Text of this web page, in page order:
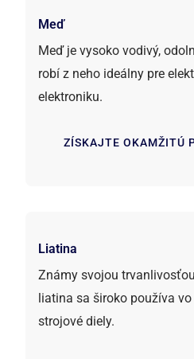
Meď
Meď je vysoko vodivý,
robí z neho ideálny pre
elektroniku.
ZÍSKAJTE OKAMŽITÚ
Liatina
Známy svojou
liatina sa široko používa
strojové diely.